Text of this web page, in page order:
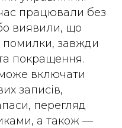
працювали без
виявили, що
помилки, завжди
покращення.
включати
записів,
перегляд
а також —